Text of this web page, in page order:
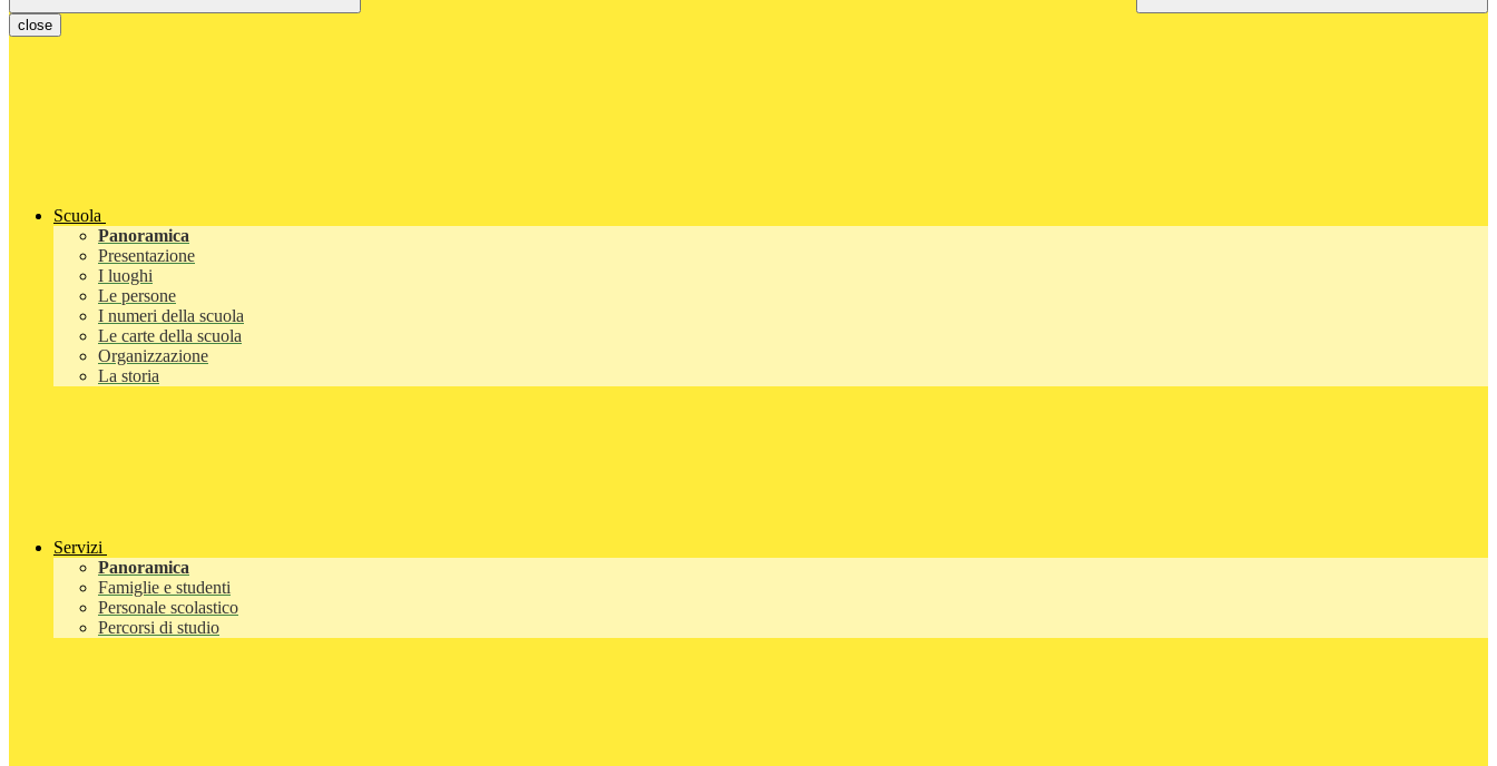
close
Scuola
Panoramica
Presentazione
I luoghi
Le persone
I numeri della scuola
Le carte della scuola
Organizzazione
La storia
Servizi
Panoramica
Famiglie e studenti
Personale scolastico
Percorsi di studio